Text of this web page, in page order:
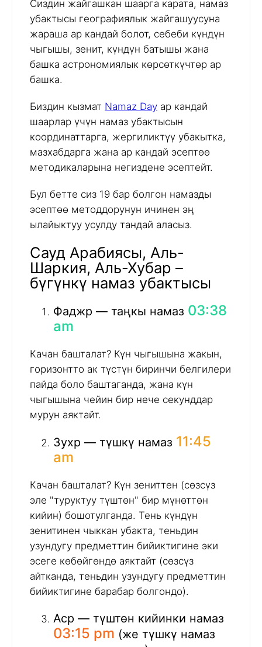
Сиздин жайгашкан шаарга карата, намаз
убактысы географиялык жайгашуусуна
жараша ар кандай болот, себеби күндүн
чыгышы, зенит, күндүн батышы жана
башка астрономиялык көрсөткүчтөр ар
башка.
Биздин кызмат Namaz Day ар кандай
шаарлар үчүн намаз убактысын
координаттарга, жергиликтүү убакытка,
мазхабдарга жана ар кандай эсептөө
методикаларына негиздене эсептейт.
Бул бетте сиз 19 бар болгон намазды
эсептөө методдорунун ичинен эң
ылайыктуу усулду тандай аласыз.
Сауд Арабиясы, Аль-
Шаркия, Аль-Хубар –
бүгүнкү намаз убактысы
Фаджр — таңкы намаз 03:38
am
Качан башталат? Күн чыгышына жакын,
горизонтто ак түстүн биринчи белгилери
пайда боло баштаганда, жана күн
чыгышына чейин бир нече секунддар
мурун аяктайт.
Зухр — түшкү намаз 11:45
am
Качан башталат? Күн зениттен (сөзсүз
эле "туруктуу түштөн" бир мүнөттөн
кийин) бошотулганда. Тень күндүн
зенитинен чыккан убакта, теньдин
узундугу предметтин бийиктигине эки
эсеге көбөйгөндө аяктайт (сөзсүз
айтканда, теньдин узундугу предметтин
бийиктигине барабар болгондо).
Аср — түштөн кийинки намаз
03:15 pm (же түшкү намаз